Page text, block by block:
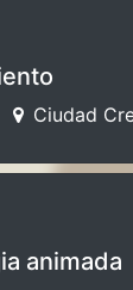
Ciudad
animada